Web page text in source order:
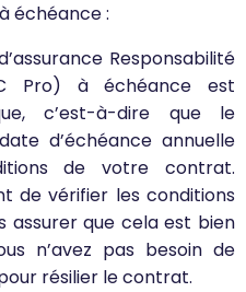
échéance :
Responsabilité
Pro) à échéance est
c’est-à-dire que le
d’échéance annuelle
de votre contrat.
de vérifier les conditions
que cela est bien
n’avez pas besoin de
résilier le contrat.